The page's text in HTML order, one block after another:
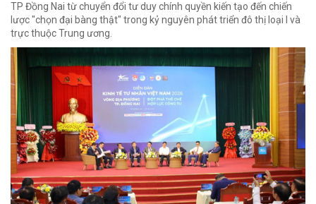
TP Đồng Nai từ chuyển đổi tư duy chính quyền kiến tạo đến chiến
lược "chọn đại bàng thật" trong kỷ nguyên phát triển đô thị loại I và
trực thuộc Trung ương.